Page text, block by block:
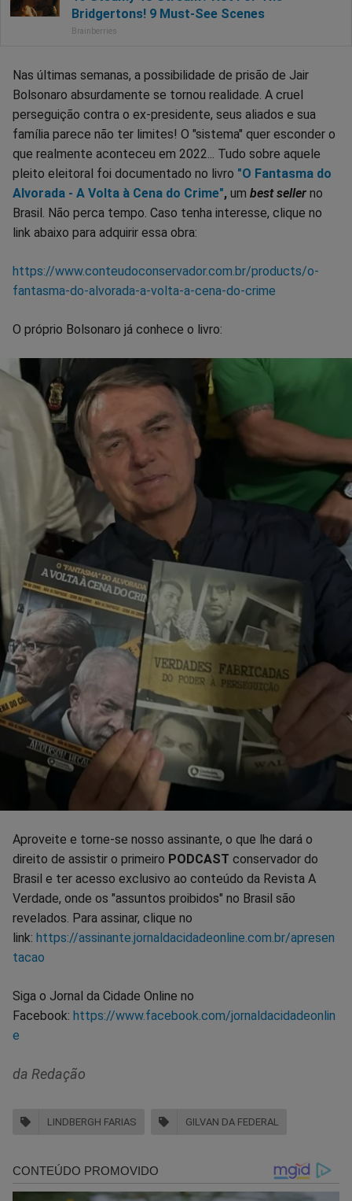
Nas últimas semanas, a possibilidade de prisão de Jair
Bolsonaro absurdamente se tornou realidade. A cruel
perseguição contra o ex-presidente, seus aliados e sua
família parece não ter limites! O "sistema" quer esconder o
que realmente aconteceu em 2022... Tudo sobre aquele
pleito eleitoral foi documentado no livro "O Fantasma do
Alvorada - A Volta à Cena do Crime", um best seller no
Brasil. Não perca tempo. Caso tenha interesse, clique no
link abaixo para adquirir essa obra:
https://www.conteudoconservador.com.br/products/o-
fantasma-do-alvorada-a-volta-a-cena-do-crime
O próprio Bolsonaro já conhece o livro:
Aproveite e torne-se nosso assinante, o que lhe dará o
direito de assistir o primeiro PODCAST conservador do
Brasil e ter acesso exclusivo ao conteúdo da Revista A
Verdade, onde os "assuntos proibidos" no Brasil são
revelados. Para assinar, clique no
link: https://assinante.jornaldacidadeonline.com.br/apresen
tacao
Siga o Jornal da Cidade Online no
Facebook: https://www.facebook.com/jornaldacidadeonlin
e
da Redação
LINDBERGH FARIAS GILVAN DA FEDERAL